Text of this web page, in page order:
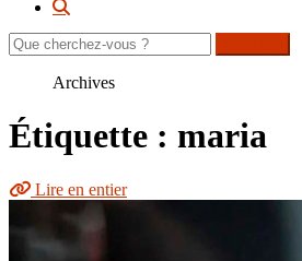
Rechercher
sur
Archives
Étiquette : maria
Lire en entier